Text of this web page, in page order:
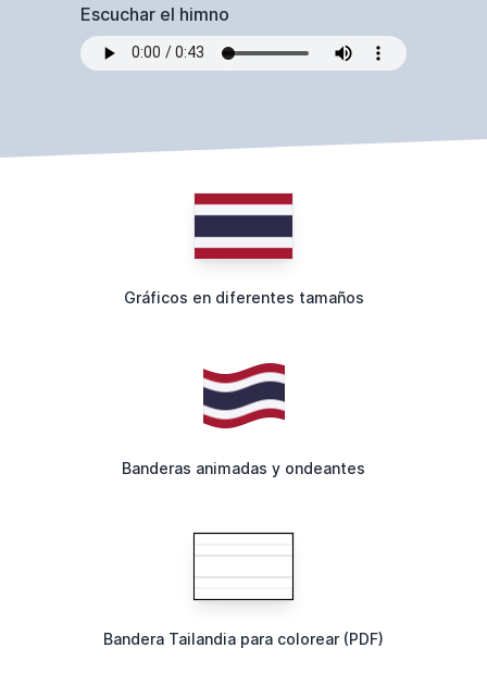
Escuchar el himno
Gráficos en diferentes tamaños
Banderas animadas y ondeantes
Bandera Tailandia para colorear (PDF)